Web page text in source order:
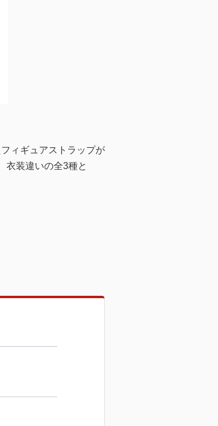
ィギュアストラップが
衣装違いの全3種と